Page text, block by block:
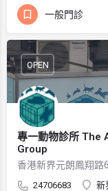
一般門診
專一動物診所 The
Group
香港新界元朗鳳翔路
24706683 新
OPEN